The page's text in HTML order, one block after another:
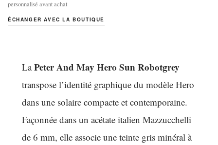
personnalisé avant achat
ÉCHANGER AVEC LA BOUTIQUE
LaPeter And May Hero Sun Robotgrey
transpose l’identité graphique du modèle Hero
dans une solaire compacte et contemporaine.
Façonnée dans un acétate italien Mazzucchelli
de 6 mm, elle associe une teinte gris minéral à